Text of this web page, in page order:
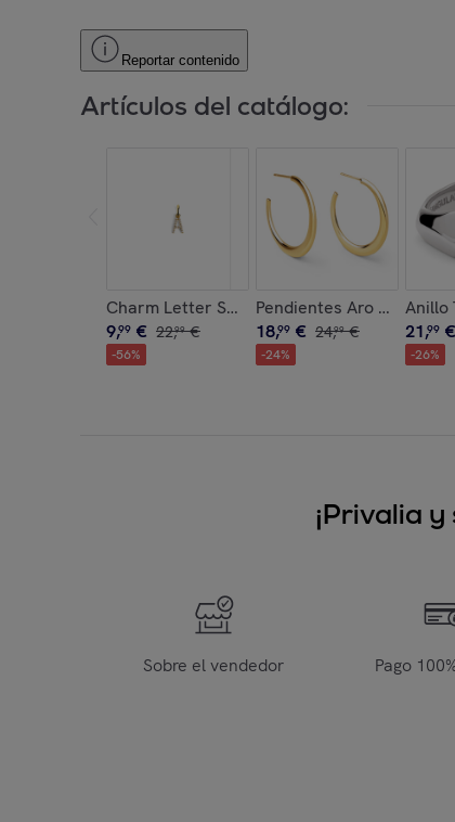
Reportar contenido
Artículos del catálogo:
Charm Letter Spark Plata Baño Oro
9,99 € 22,99 €
-56%
Pendientes Aro Cenit
18,99 € 24,99 €
-24%
Anillo
21,99 €
-26%
¡Privalia
Sobre el vendedor Pago